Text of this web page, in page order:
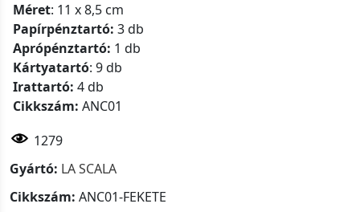
Méret: 11 x 8,5 cm
Papírpénztartó: 3 db
Aprópénztartó: 1 db
Kártyatartó: 9 db
Irattartó: 4 db
Cikkszám: ANC01
1279
Gyártó: LA SCALA
Cikkszám: ANC01-FEKETE